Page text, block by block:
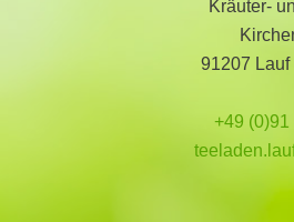
Kräuter-
91207 Lauf
+49